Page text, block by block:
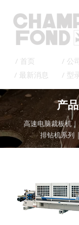
/ 首页
/ 最新消息
/ 公
/ 型
产
高速电脑裁板机
排钻机系列